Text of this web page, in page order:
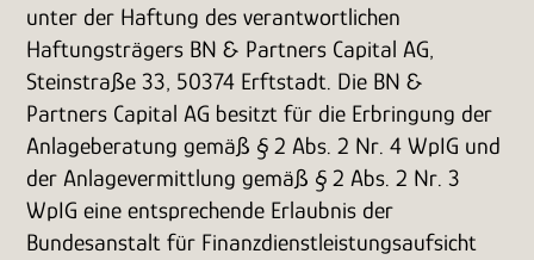
unter der Haftung des verantwortlichen
Haftungsträgers BN & Partners Capital AG,
Steinstraße 33, 50374 Erftstadt. Die BN &
Partners Capital AG besitzt für die Erbringung der
Anlageberatung gemäß § 2 Abs. 2 Nr. 4 WpIG und
der Anlagevermittlung gemäß § 2 Abs. 2 Nr. 3
WpIG eine entsprechende Erlaubnis der
Bundesanstalt für Finanzdienstleistungsaufsicht